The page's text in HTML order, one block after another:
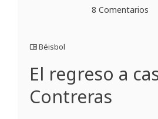
8 Comentarios
Béisbol
El regreso a
Contreras